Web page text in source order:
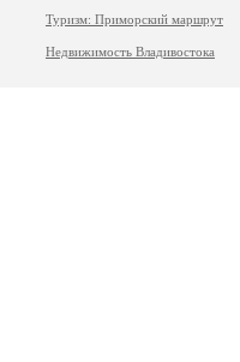
Туризм: Приморский маршрут
Недвижимость Владивостока